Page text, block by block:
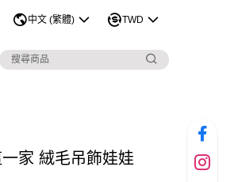
中文 (繁體) TWD
一家 絨毛吊飾娃娃